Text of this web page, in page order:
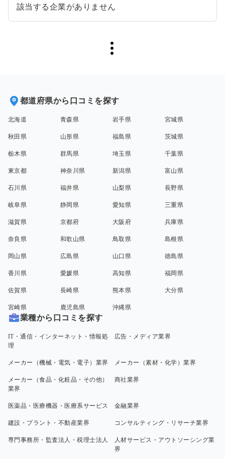
該当する企業がありません
都道府県から口コミを探す
北海道 青森県 岩手県 宮城県
秋田県 山形県 福島県 茨城県
栃木県 群馬県 埼玉県 千葉県
東京都 神奈川県 新潟県 富山県
石川県 福井県 山梨県 長野県
岐阜県 静岡県 愛知県 三重県
滋賀県 京都府 大阪府 兵庫県
奈良県 和歌山県 鳥取県 島根県
岡山県 広島県 山口県 徳島県
香川県 愛媛県 高知県 福岡県
佐賀県 長崎県 熊本県 大分県
宮崎県 鹿児島県 沖縄県
業種から口コミを探す
IT・通信・インターネット・情報処
理
広告・メディア業界
メーカー（機械・電気・電子）業界 メーカー（素材・化学）業界
メーカー（食品・化粧品・その他）
業界
商社業界
医薬品・医療機器・医療系サービス 金融業界
建設・プラント・不動産業界 コンサルティング・リサーチ業界
専門事務所・監査法人・税理士法人
人材サービス・アウトソーシング業
界